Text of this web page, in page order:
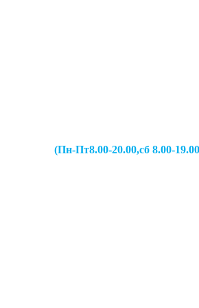
20.00,сб 8.00-19.00,вс